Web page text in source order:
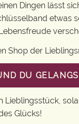
Dingen lässt
etwas
Shop der
DU
Lieblingsstück,
Glücks!